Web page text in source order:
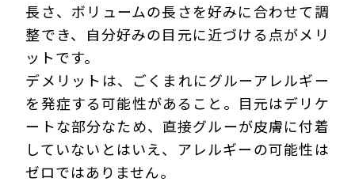
長さ、ボリュームの長さを好みに合わせて調
整でき、自分好みの目元に近づける点がメリ
ットです。
デメリットは、ごくまれにグルーアレルギー
を発症する可能性があること。目元はデリケ
ートな部分なため、直接グルーが皮膚に付着
していないとはいえ、アレルギーの可能性は
ゼロではありません。